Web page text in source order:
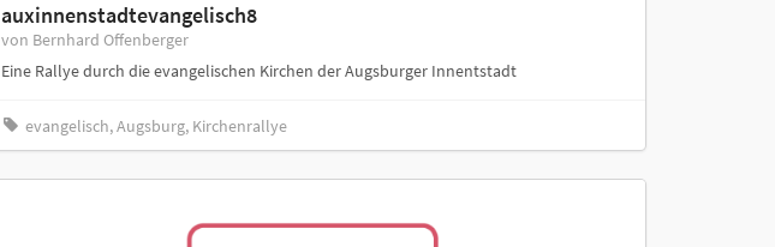
auxinnenstadtevangelisch8
von Bernhard Offenberger
Eine Rallye durch die evangelischen Kirchen der Augsburger Innentstadt
evangelisch, Augsburg, Kirchenrallye